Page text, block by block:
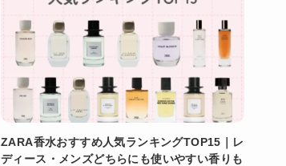
ZARA香水おすすめ人気ランキングTOP15｜レ
ディース・メンズどちらにも使いやすい香りも